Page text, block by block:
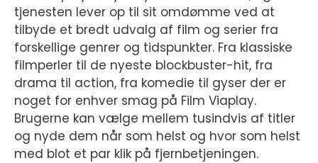
tjenesten lever op til sit omdømme ved at
tilbyde et bredt udvalg af film og serier fra
forskellige genrer og tidspunkter. Fra klassiske
filmperler til de nyeste blockbuster-hit, fra
drama til action, fra komedie til gyser der er
noget for enhver smag på Film Viaplay.
Brugerne kan vælge mellem tusindvis af titler
og nyde dem når som helst og hvor som helst
med blot et par klik på fjernbetjeningen.